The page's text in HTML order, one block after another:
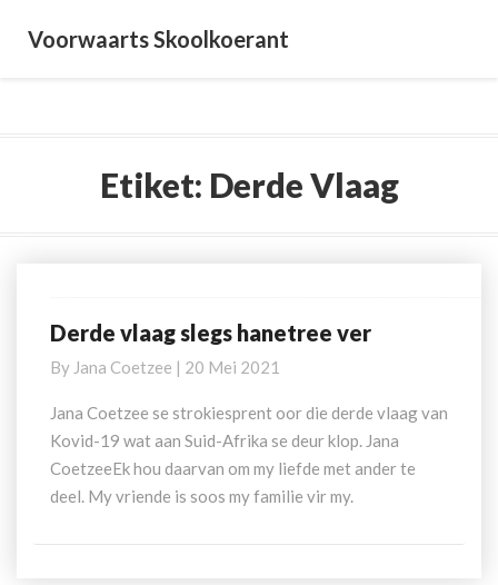
Voorwaarts Skoolkoerant
Etiket: Derde Vlaag
Derde
slegs
hanetree
Derde vlaag slegs hanetree ver
By Jana Coetzee | 20 Mei 2021
Jana Coetzee se strokiesprent oor die derde vlaag van
Kovid-19 wat aan Suid-Afrika se deur klop. Jana
CoetzeeEk hou daarvan om my liefde met ander te
deel. My vriende is soos my familie vir my.